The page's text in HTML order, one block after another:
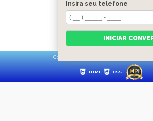
Categorias
Mapa do site
Copyright © Ribergráfica. (Lei 9610 de 19/
HTML CSS
Insira seu telefone
INICIAR